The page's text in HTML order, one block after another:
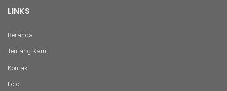
LINKS
Beranda
Tentang Kami
Kontak
Foto